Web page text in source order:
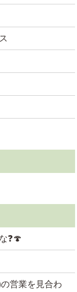
❓🍄
営業を見合わ